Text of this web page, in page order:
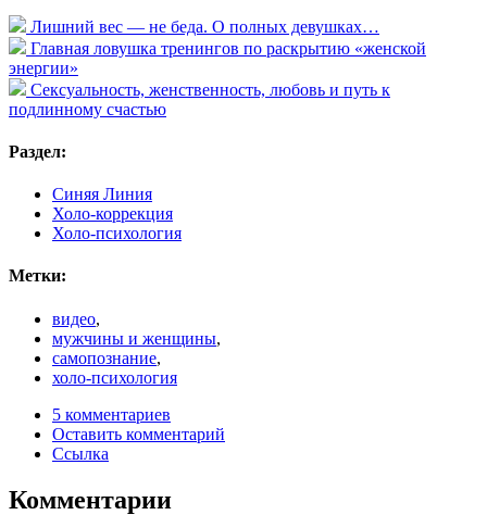
Лишний вес — не беда. О полных девушках…
Главная ловушка тренингов по раскрытию «женской
энергии»
Сексуальность, женственность, любовь и путь к
подлинному счастью
Раздел:
Синяя Линия
Холо-коррекция
Холо-психология
Метки:
видео,
мужчины и женщины,
самопознание,
холо-психология
5 комментариев
Оставить комментарий
Ссылка
Комментарии